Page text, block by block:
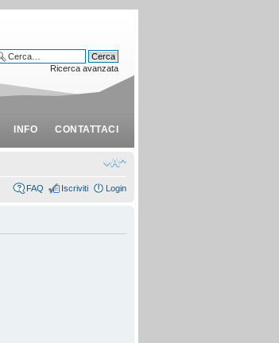
INFO CONTATTACI
Ricerca avanzata
FAQ Iscriviti Login